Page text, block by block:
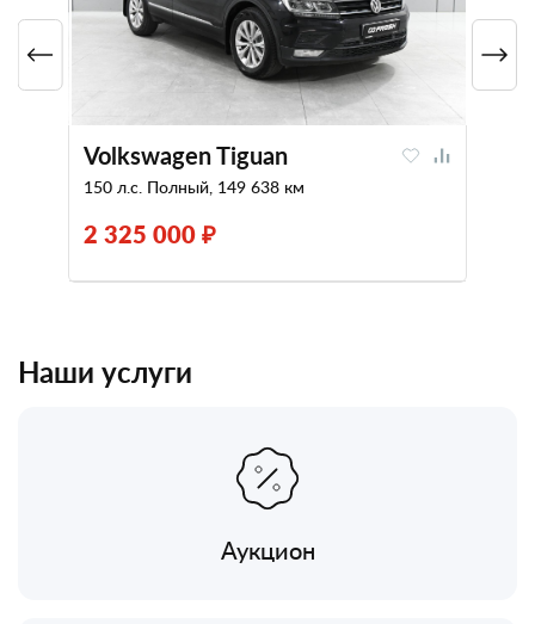
Volkswagen Tiguan
150 л.с. Полный, 149 638 км
2 325 000 ₽
Наши услуги
Аукцион